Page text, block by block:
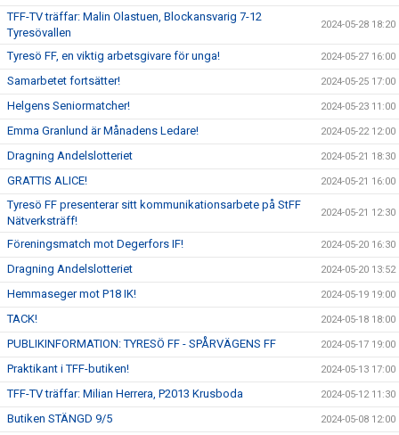
TFF-TV träffar: Malin Olastuen, Blockansvarig 7-12
Tyresövallen
2024-05-28 18:20
Tyresö FF, en viktig arbetsgivare för unga! 2024-05-27 16:00
Samarbetet fortsätter! 2024-05-25 17:00
Helgens Seniormatcher! 2024-05-23 11:00
Emma Granlund är Månadens Ledare! 2024-05-22 12:00
Dragning Andelslotteriet 2024-05-21 18:30
GRATTIS ALICE! 2024-05-21 16:00
Tyresö FF presenterar sitt kommunikationsarbete på StFF
Nätverksträff!
2024-05-21 12:30
Föreningsmatch mot Degerfors IF! 2024-05-20 16:30
Dragning Andelslotteriet 2024-05-20 13:52
Hemmaseger mot P18 IK! 2024-05-19 19:00
TACK! 2024-05-18 18:00
PUBLIKINFORMATION: TYRESÖ FF - SPÅRVÄGENS FF 2024-05-17 19:00
Praktikant i TFF-butiken! 2024-05-13 17:00
TFF-TV träffar: Milian Herrera, P2013 Krusboda 2024-05-12 11:30
Butiken STÄNGD 9/5 2024-05-08 12:00